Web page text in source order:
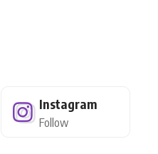
Instagram
Follow